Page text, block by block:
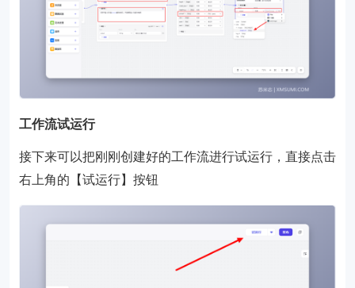
工作流试运行
接下来可以把刚刚创建好的工作流进行试运行，直接点击
右上角的【试运行】按钮